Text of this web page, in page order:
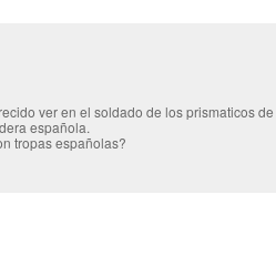
ver en el soldado de los prismaticos
española.
tropas españolas?